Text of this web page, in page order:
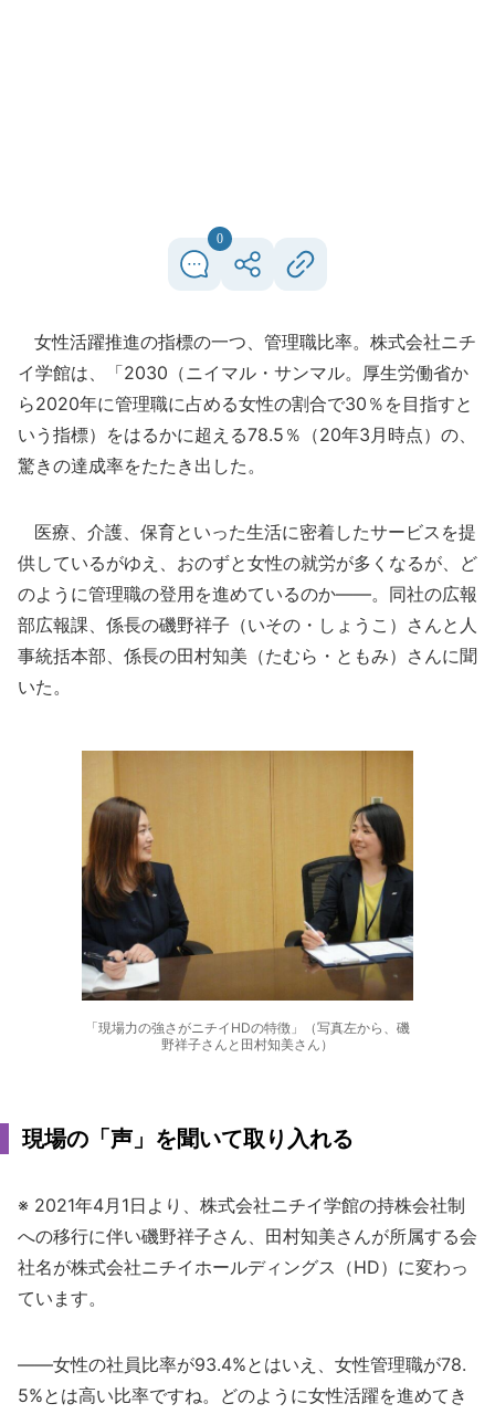
0
女性活躍推進の指標の一つ、管理職比率。株式会社ニチ
イ学館は、「2030（ニイマル・サンマル。厚生労働省か
ら2020年に管理職に占める女性の割合で30％を目指すと
いう指標）をはるかに超える78.5％（20年3月時点）の、
驚きの達成率をたたき出した。
医療、介護、保育といった生活に密着したサービスを提
供しているがゆえ、おのずと女性の就労が多くなるが、ど
のように管理職の登用を進めているのか――。同社の広報
部広報課、係長の磯野祥子（いその・しょうこ）さんと人
事統括本部、係長の田村知美（たむら・ともみ）さんに聞
いた。
「現場力の強さがニチイHDの特徴」（写真左から、磯
野祥子さんと田村知美さん）
現場の「声」を聞いて取り入れる
※ 2021年4月1日より、株式会社ニチイ学館の持株会社制
への移行に伴い磯野祥子さん、田村知美さんが所属する会
社名が株式会社ニチイホールディングス（HD）に変わっ
ています。
――女性の社員比率が93.4%とはいえ、女性管理職が78.
5%とは高い比率ですね。どのように女性活躍を進めてき